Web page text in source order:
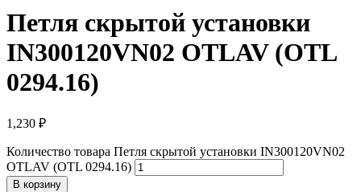
Петля скрытой установки
IN300120VN02 OTLAV (OTL
0294.16)
1,230 ₽
Количество товара Петля скрытой установки IN300120VN02
OTLAV (OTL 0294.16)
В корзину